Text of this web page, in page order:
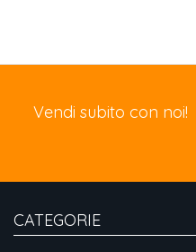
Vendi subito con noi!
CATEGORIE